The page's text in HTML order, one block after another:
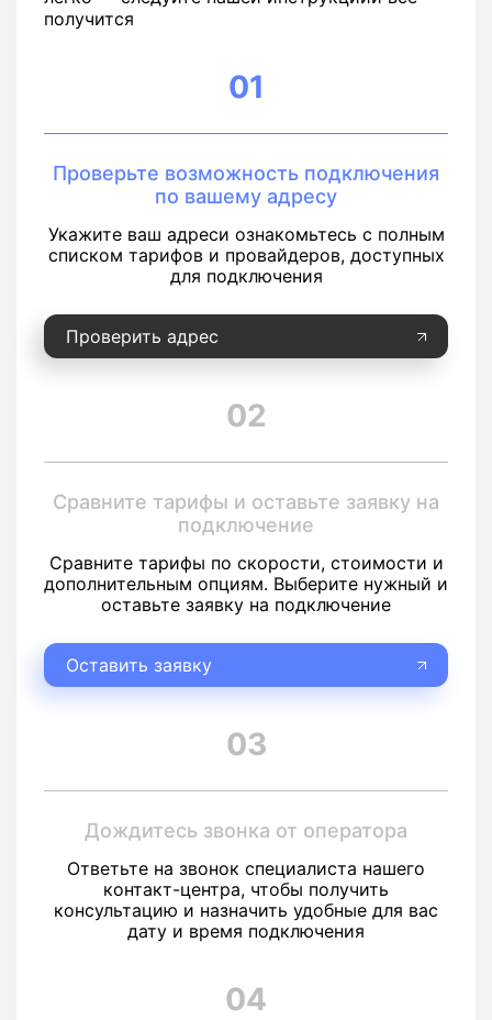
получится
01
Проверьте возможность подключения
по вашему адресу
Укажите ваш адреси ознакомьтесь с полным
списком тарифов и провайдеров, доступных
для подключения
Проверить адрес
02
Сравните тарифы и оставьте заявку на
подключение
Сравните тарифы по скорости, стоимости и
дополнительным опциям. Выберите нужный и
оставьте заявку на подключение
Оставить заявку
03
Дождитесь звонка от оператора
Ответьте на звонок специалиста нашего
контакт-центра, чтобы получить
консультацию и назначить удобные для вас
дату и время подключения
04